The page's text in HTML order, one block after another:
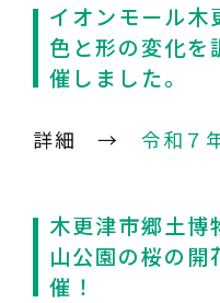
イオンモール木
色と形の変化を
催しました。
詳細 → 令和７
木更津市郷土博
山公園の桜の開
催！